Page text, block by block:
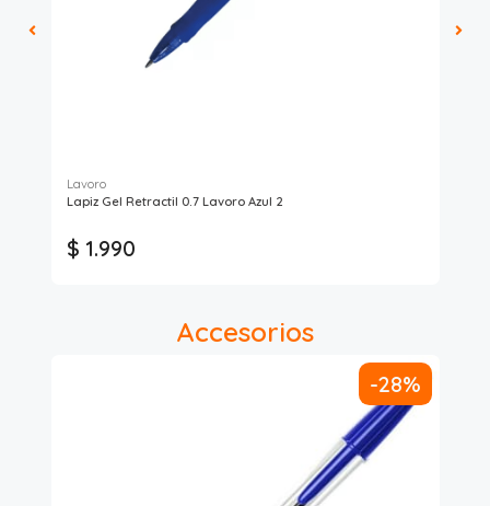
Lavoro
Lapiz Gel Retractil 0.7 Lavoro Azul 2
$ 1.990
Accesorios
-28%